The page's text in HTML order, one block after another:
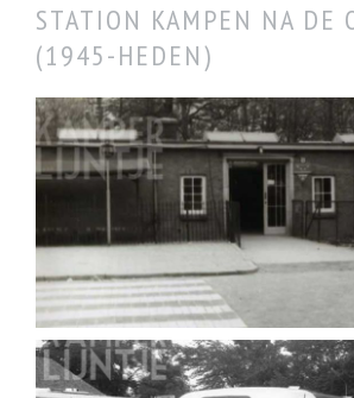
STATION KAMPEN NA DE
(1945-HEDEN)